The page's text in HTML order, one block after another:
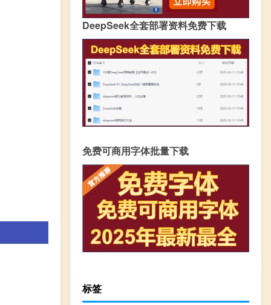
DeepSeek全套部署资料免费下载
免费可商用字体批量下载
标签